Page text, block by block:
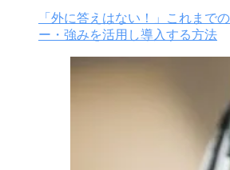
「外に答えはない！」これまで
ー・強みを活用し導入する方法